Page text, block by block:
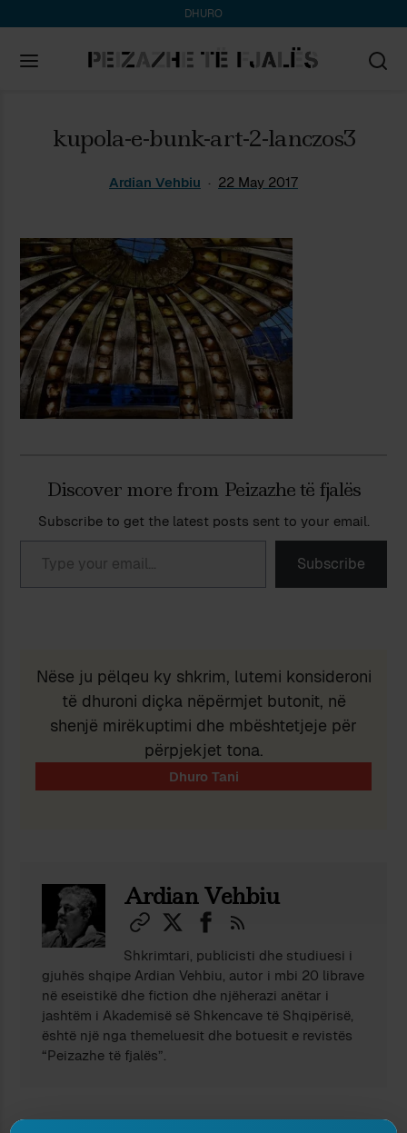
DHURO
Searchkupola-e-bunk-art-2-lanczos3
Ardian Vehbiu 22 May 2017
Discover more from Peizazhe të fjalës
Subscribe to get the latest posts sent to your email.
Type your email…
Subscribe
Nëse ju pëlqeu ky shkrim, lutemi konsideroni
të dhuroni diçka nëpërmjet butonit, në
shenjë mirëkuptimi dhe mbështetjeje për
përpjekjet tona.
Ardian Vehbiu
Shkrimtari, publicisti dhe studiuesi i
gjuhës shqipe Ardian Vehbiu, autor i mbi 20 librave
në eseistikë dhe fiction dhe njëherazi anëtar i
jashtëm i Akademisë së Shkencave të Shqipërisë,
është një nga themeluesit dhe botuesit e revistës
“Peizazhe të fjalës”.